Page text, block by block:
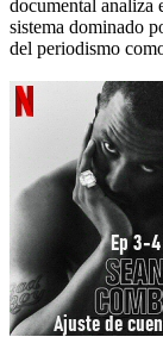
documental analiza
sistema dominado
del periodismo